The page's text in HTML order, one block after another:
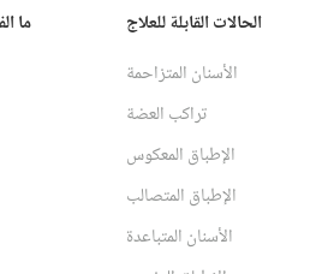
ما
الحالات القابلة للعلاج
الأسنان المتزاحمة
تراكب العضة
الإطباق المعكوس
الإطباق المتصالب
الأسنان المتباعدة